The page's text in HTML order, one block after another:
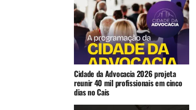
Cidade da Advocacia 2026 projeta
reunir 40 mil profissionais em cinco
dias no Cais